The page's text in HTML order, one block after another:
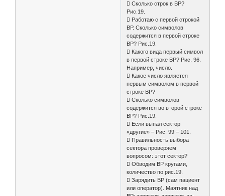
 Сколько строк в ВР?
Рис.19.
 Работаю с первой строкой
ВР. Сколько символов
содержится в первой строке
ВР? Рис.19.
 Какого вида первый символ
в первой строке ВР? Рис. 96.
Например, число.
 Какое число является
первым символом в первой
строке ВР?
 Сколько символов
содержится во второй строке
ВР? Рис.19.
 Если выпал сектор
«другие» – Рис. 99 – 101.
 Правильность выбора
сектора проверяем
вопросом: этот сектор?
 Обводим ВР кругами,
количество по рис.19.
 Зарядить ВР (сам пациент
или оператор). Маятник над